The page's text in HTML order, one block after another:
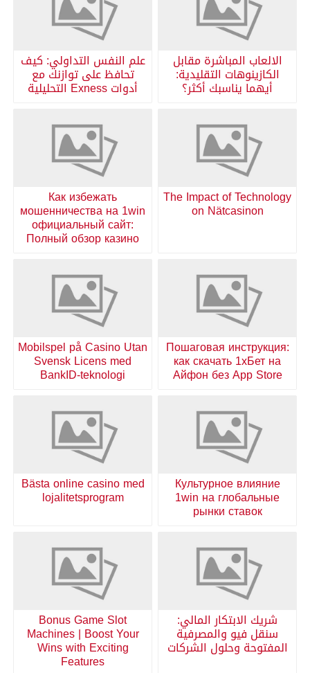
الالعاب المباشرة مقابل
الكازينوهات التقليدية:
أيهما يناسبك أكثر؟
علم النفس التداولي: كيف
تحافظ على توازنك مع
أدوات Exness التحليلية
The Impact of Technology
on Nätcasinon
Как избежать
мошенничества на 1win
официальный сайт:
Полный обзор казино
Пошаговая инструкция:
как скачать 1хБет на
Айфон без App Store
Mobilspel på Casino Utan
Svensk Licens med
BankID-teknologi
Культурное влияние
1win на глобальные
рынки ставок
Bästa online casino med
lojalitetsprogram
شريك الابتكار المالي:
سنقل فيو والمصرفية
المفتوحة وحلول الشركات
Bonus Game Slot
Machines | Boost Your
Wins with Exciting
Features